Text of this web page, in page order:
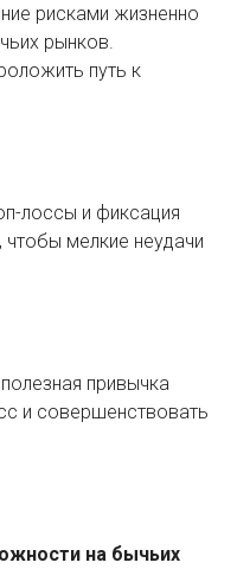
рисками жизненно
рынков.
путь к
лоссы и фиксация
мелкие неудачи
привычка
и совершенствовать
на бычьих